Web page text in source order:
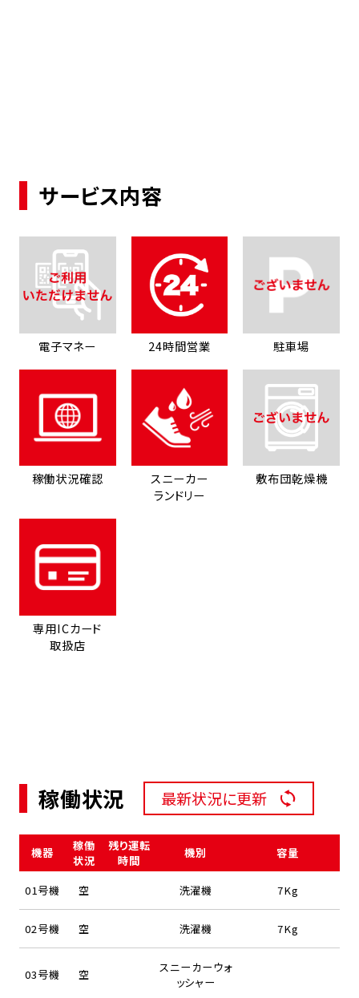
サービス内容
電子マネー 24時間営業 駐車場
稼働状況確認
スニーカー
ランドリー
敷布団乾燥機
専用ICカード
取扱店
稼働状況 最新状況に更新
機器
稼働
状況
残り運転
時間
機別 容量
01号機 空 洗濯機 7Kg
02号機 空 洗濯機 7Kg
03号機 空
スニーカーウォ
ッシャー